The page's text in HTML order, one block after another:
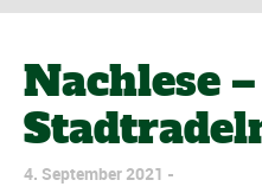
Nachlese –
4. September 2021